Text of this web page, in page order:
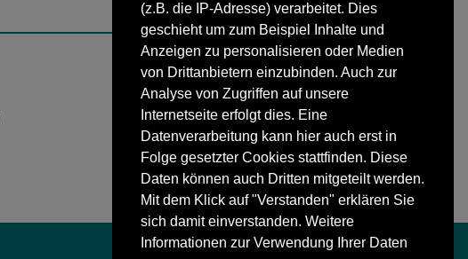
(z.B. die IP-Adresse) verarbeitet. Dies
geschieht um zum Beispiel Inhalte und
Anzeigen zu personalisieren oder Medien
von Drittanbietern einzubinden. Auch zur
Analyse von Zugriffen auf unsere
Internetseite erfolgt dies. Eine
Datenverarbeitung kann hier auch erst in
Folge gesetzter Cookies stattfinden. Diese
Daten können auch Dritten mitgeteilt werden.
Mit dem Klick auf "Verstanden" erklären Sie
sich damit einverstanden. Weitere
Informationen zur Verwendung Ihrer Daten
NÄCHSTER BEITRAG
Blomberger Weihnachtskonzert